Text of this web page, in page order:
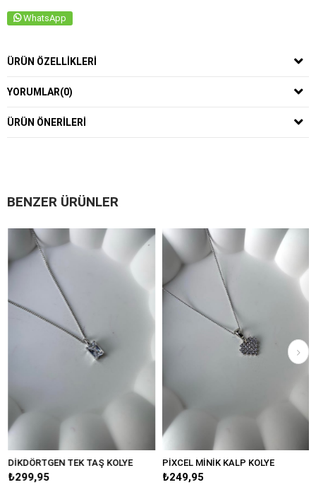
WhatsApp
ÜRÜN ÖZELLIKLERI
YORUMLAR(0)
ÜRÜN ÖNERILERI
BENZER ÜRÜNLER
TEK TAŞ KOLYE PİXCEL MİNİK KALP KOLYE
₺249,95